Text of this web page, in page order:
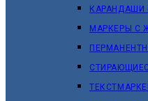
КАРАНДАШИ
МАРКЕРЫ C